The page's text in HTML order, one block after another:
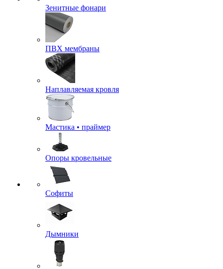
Зенитные фонари
ПВХ мембраны
Наплавляемая кровля
Мастика • праймер
Опоры кровельные
Софиты
Дымники